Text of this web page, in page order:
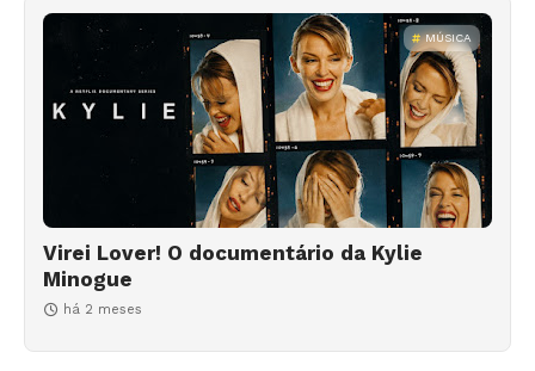
MÚSICA
Virei Lover! O documentário da Kylie
Minogue
há 2 meses